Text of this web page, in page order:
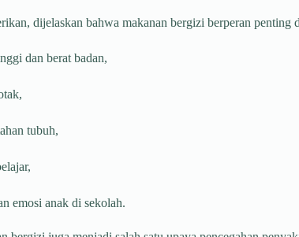
dijelaskan bahwa makanan bergizi berperan penting
dan berat badan,
tubuh,
emosi anak di sekolah.